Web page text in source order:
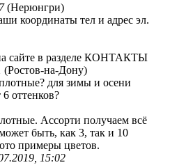
(Нерюнгри)
координаты тел и адрес эл.
сайте в разделе КОНТАКТЫ
(Ростов-на-Дону)
для зимы и осени
оттенков?
Ассорти получаем всё
быть, как 3, так и 10
примеры цветов.
15:02